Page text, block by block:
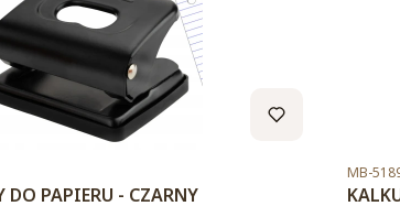
PAPIERU - CZARNY
Kod
MB-